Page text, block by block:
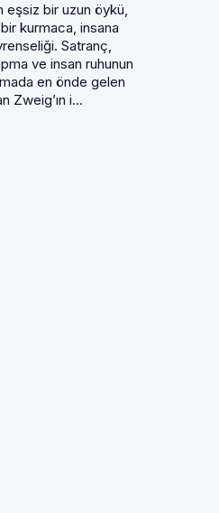
eşsiz bir uzun öykü,
kurmaca, insana
Satranç,
ve insan ruhunun
en önde gelen
Zweig’ın i...